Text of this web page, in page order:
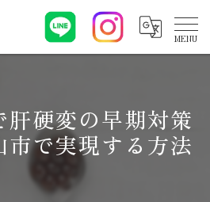
肝硬変の早期対策
で実現する方法